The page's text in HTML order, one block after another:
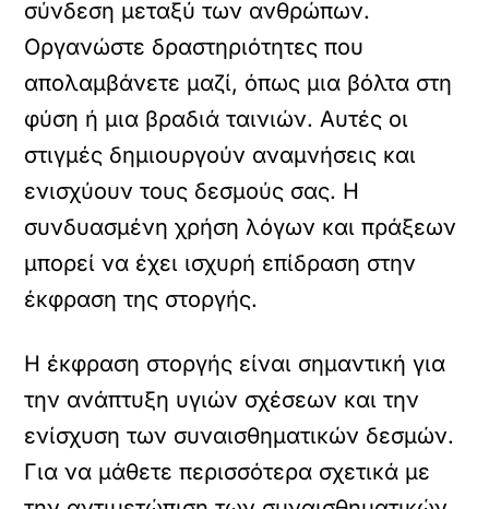
σύνδεση μεταξύ των ανθρώπων.
Οργανώστε δραστηριότητες που
απολαμβάνετε μαζί, όπως μια βόλτα στη
φύση ή μια βραδιά ταινιών. Αυτές οι
στιγμές δημιουργούν αναμνήσεις και
ενισχύουν τους δεσμούς σας. Η
συνδυασμένη χρήση λόγων και πράξεων
μπορεί να έχει ισχυρή επίδραση στην
έκφραση της στοργής.
Η έκφραση στοργής είναι σημαντική για
την ανάπτυξη υγιών σχέσεων και την
ενίσχυση των συναισθηματικών δεσμών.
Για να μάθετε περισσότερα σχετικά με